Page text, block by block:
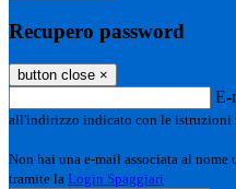
Recupero password
button close ×
E-
all'indirizzo indicato con le istruzioni
Non hai una e-mail associata al
tramite la Login Spaggiari